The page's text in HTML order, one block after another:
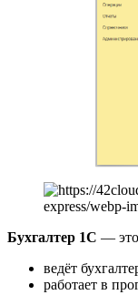
Бухгалтер 1С — это
ведёт
работает в